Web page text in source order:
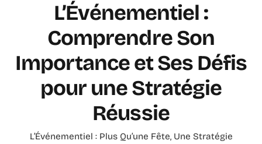
L’Événementiel :
Comprendre Son
Importance et Ses Défis
pour une Stratégie
Réussie
L’Événementiel : Plus Qu’une Fête, Une Stratégie